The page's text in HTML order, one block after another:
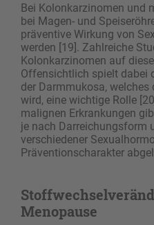
Bei Kolonkarzinomen und
bei Magen- und
präventive Wirkung von
werden [19]. Zahlreiche
Kolonkarzinomen auf
Offensichtlich spielt dabei
der Darmmukosa,
wird, eine wichtige Rolle
malignen Erkrankungen
je nach Darreichungsform
verschiedener
Präventionscharakter
Menopause